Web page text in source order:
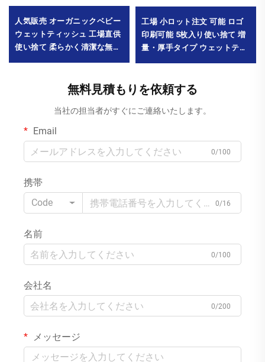
人気販売 オーガニックベビー
ウェットティッシュ 工場直供
使い捨て 柔らかく清潔な無香
り用 最小注文数量 10000パッ
工場 小ロット注文 可能 ロゴ
印刷可能 5枚入り使い捨て 増
量・厚手タイプ ウェットティ
無料見積もりを依頼する
当社の担当者がすぐにご連絡いたします。
Email
0/100
携帯
Code
0/16
名前
0/100
会社名
0/200
メッセージ